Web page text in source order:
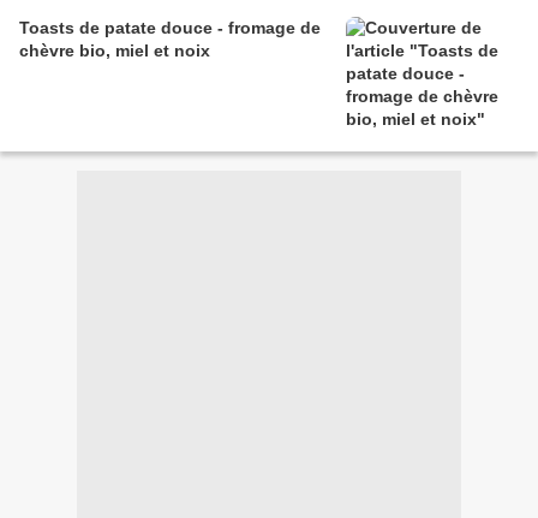
Toasts de patate douce - fromage de
chèvre bio, miel et noix